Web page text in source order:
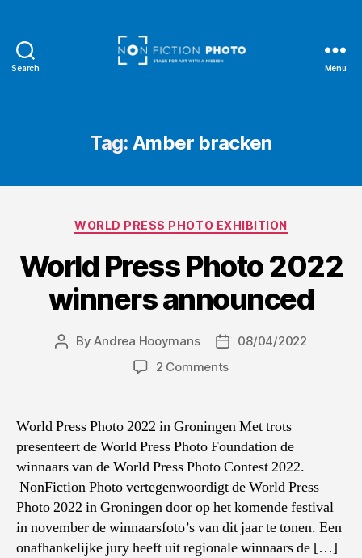
Search Menu
Tag: Amber bracken
Categories
WORLD PRESS PHOTO EXHIBITION
World Press Photo 2022
winners announced
PostByAndrea Hooymans
Post08/04/2022
2 Commentson
Photo
2022
bekendgemaakt
World Press Photo 2022 in Groningen Met trots
presenteert de World Press Photo Foundation de
winnaars van de World Press Photo Contest 2022.
NonFiction Photo vertegenwoordigt de World Press
Photo 2022 in Groningen door op het komende festival
in november de winnaarsfoto’s van dit jaar te tonen. Een
onafhankelijke jury heeft uit regionale winnaars de […]